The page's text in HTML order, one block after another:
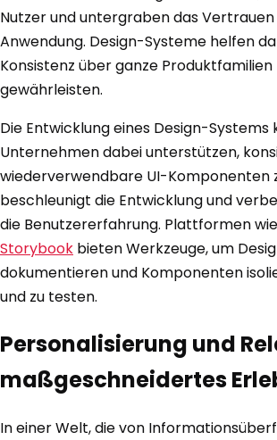
Nutzer und untergraben das Vertrauen
Anwendung. Design-Systeme helfen
Konsistenz über ganze Produktfamilien
gewährleisten.
Die Entwicklung eines Design-Systems
Unternehmen dabei unterstützen,
wiederverwendbare UI-Komponenten
beschleunigt die Entwicklung und
die Benutzererfahrung. Plattformen
Storybook bieten Werkzeuge, um
dokumentieren und Komponenten
und zu testen.
Personalisierung und
maßgeschneidertes
In einer Welt, die von